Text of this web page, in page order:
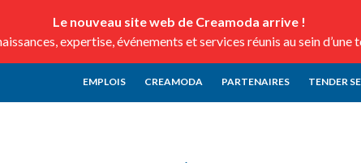
Le nouveau site web de Creamoda arrive !
expertise, événements et services réunis au sein
EMPLOIS CREAMODA PARTENAIRES TENDER